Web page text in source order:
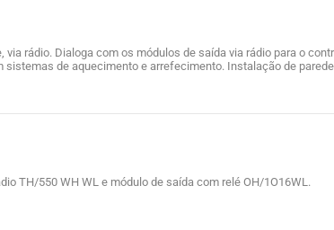
rádio. Dialoga com os módulos de saída via rádio para o
sistemas de aquecimento e arrefecimento. Instalação de
TH/550 WH WL e módulo de saída com relé OH/1O16WL.